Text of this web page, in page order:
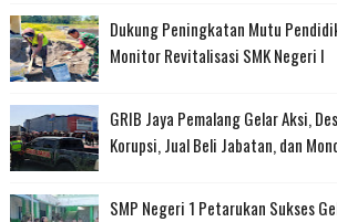
Dukung Peningkatan Mutu
Monitor Revitalisasi SMK Negeri I
GRIB Jaya Pemalang Gelar Aksi,
Korupsi, Jual Beli Jabatan, dan
SMP Negeri 1 Petarukan Sukses